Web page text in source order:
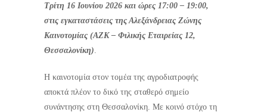
Τρίτη 16 Ιουνίου 2026 και ώρες 17:00 – 19:00,
στις εγκαταστάσεις της Αλεξάνδρειας Ζώνης
Καινοτομίας (ΑΖΚ – Φιλικής Εταιρείας 12,
Θεσσαλονίκη)
Η καινοτομία στον τομέα της αγροδιατροφής
αποκτά πλέον το δικό της σταθερό σημείο
συνάντησης στη Θεσσαλονίκη. Με κοινό στόχο τη